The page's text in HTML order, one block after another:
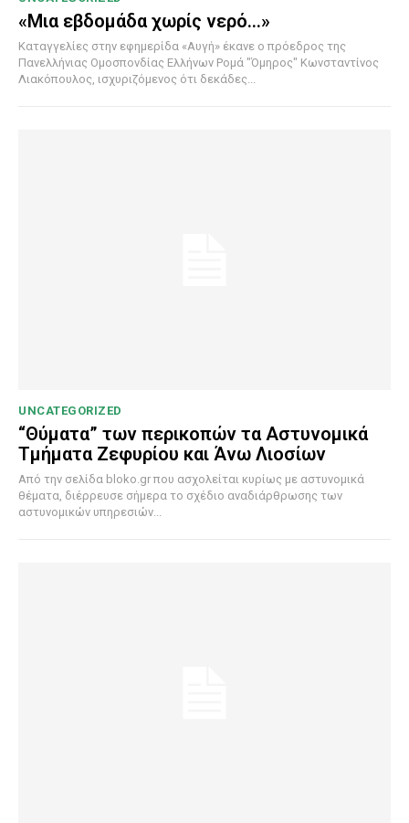
«Μια εβδομάδα χωρίς νερό…»
Καταγγελίες στην εφημερίδα «Αυγή» έκανε ο πρόεδρος της
Πανελλήνιας Ομοσπονδίας Ελλήνων Ρομά "Όμηρος" Κωνσταντίνος
Λιακόπουλος, ισχυριζόμενος ότι δεκάδες...
UNCATEGORIZED
“Θύματα” των περικοπών τα Αστυνομικά
Τμήματα Ζεφυρίου και Άνω Λιοσίων
Από την σελίδα bloko.gr που ασχολείται κυρίως με αστυνομικά
θέματα, διέρρευσε σήμερα το σχέδιο αναδιάρθρωσης των
αστυνομικών υπηρεσιών...